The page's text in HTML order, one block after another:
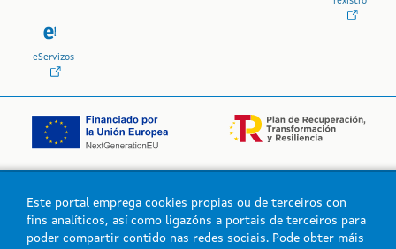
eServizos
Logo da Xunta de Galicia
Este portal emprega cookies propias ou de terceiros con
fins analíticos, así como ligazóns a portais de terceiros para
poder compartir contido nas redes sociais. Pode obter máis